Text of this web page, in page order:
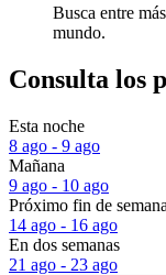
Busca entre
mundo.
Consulta los
Esta noche
8 ago - 9 ago
Mañana
9 ago - 10 ago
Próximo fin de semana
14 ago - 16 ago
En dos semanas
21 ago - 23 ago